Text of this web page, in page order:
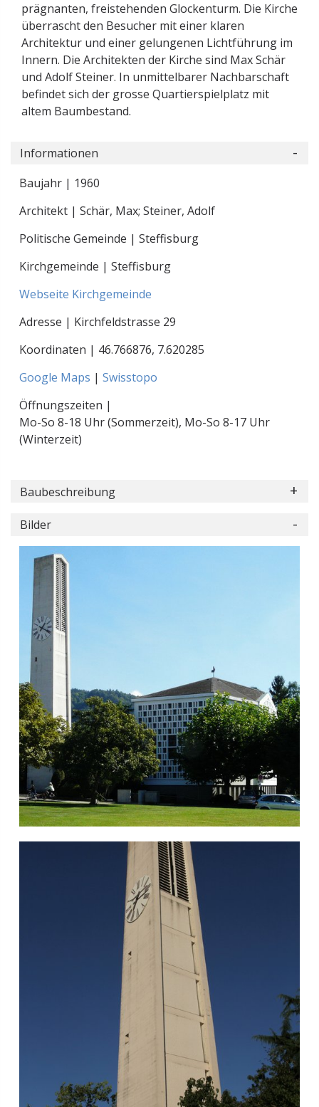
prägnanten, freistehenden Glockenturm. Die Kirche
überrascht den Besucher mit einer klaren
Architektur und einer gelungenen Lichtführung im
Innern. Die Architekten der Kirche sind Max Schär
und Adolf Steiner. In unmittelbarer Nachbarschaft
befindet sich der grosse Quartierspielplatz mit
altem Baumbestand.
Informationen
Baujahr | 1960
Architekt | Schär, Max; Steiner, Adolf
Politische Gemeinde | Steffisburg
Kirchgemeinde | Steffisburg
Webseite Kirchgemeinde
Adresse | Kirchfeldstrasse 29
Koordinaten | 46.766876, 7.620285
Google Maps | Swisstopo
Öffnungszeiten |
Mo-So 8-18 Uhr (Sommerzeit), Mo-So 8-17 Uhr
(Winterzeit)
Baubeschreibung
Bilder